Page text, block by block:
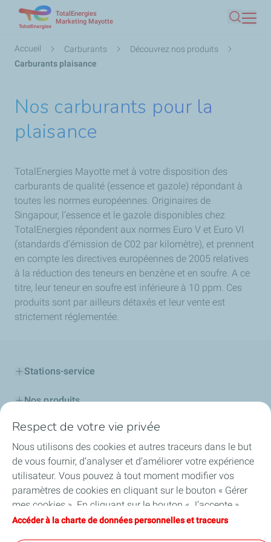
contenu
TotalEnergies
Marketing Mayotte
Fil
d'Ariane
Accueil Carburants
Découvrez nos produits
Carburants plaisance
Nos carburants pour la
plaisance
TotalEnergies Mayotte met à votre disposition des
carburants de qualité (essence et gazole) répondant à
toutes les normes européennes. Originaires de
Singapour, l’essence et le gazole disponibles chez
TotalEnergies répondent aux normes Euro V et Euro VI
(standards d’émission de C02 par kilomètre), et prennent
en compte les directives européennes de 2005 relatives
à la réduction des teneurs en benzène et en soufre. A ce
titre, leur teneur en soufre est inférieure à 10 ppm. Ces
produits sont par ailleurs détaxés et leur vente est
strictement réglementée.
Stations-service
Nos produits
Cartes TotalEnergies
Professionnels
Découvrir TotalEnergies
Challenge Startupper
Respect de votre vie privée
Nous utilisons des cookies et autres traceurs dans le but
de vous fournir, d’analyser et d’améliorer votre expérience
utilisateur. Vous pouvez à tout moment modifier vos
paramètres de cookies en cliquant sur le bouton « Gérer
mes cookies ». En cliquant sur le bouton « J’accepte »,
vous acceptez le dépôt de l’ensemble des cookies. Dans le
Accéder à la charte de données personnelles et traceurs